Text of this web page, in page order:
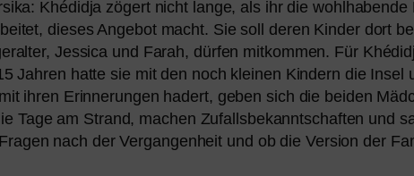
Khédidja zögert nicht lan­ge, als ihr die
die­ses Angebot macht. Sie soll deren Kinder dort
Jessica und Farah, dür­fen mit­kom­men. Für
Jahren hat­te sie mit den noch klei­nen Kindern die
ihren Erinnerungen hadert, geben sich die bei­den
Tage am Strand, machen Zufallsbekanntschaften und
nach der Vergangenheit und ob die Version der